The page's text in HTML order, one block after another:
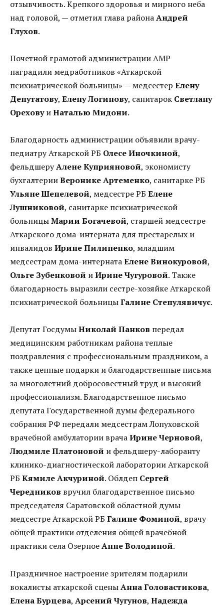
отзывчивость. Крепкого здоровья и мирного неба
над головой, — отметил глава районаАндрей
Глухов.
Почетной грамотой администрации АМР
наградили медработников «Аткарской
психиатрической больницы» — медсестер Елену
Депутатову, Елену Логинову, санитарок Светлану
ОреховуиНаталью Мидони.
Благодарность администрации объявили врачу-
педиатру Аткарской РБ Олесе Иночкиной,
фельдшеруАлене Куприяновой, экономисту
бухгалтерииВеронике Артеменко, санитарке РБ
Ульяне Шепелевой, медсестре РБ Елене
Лушниковой, санитарке психиатрической
больницыМарии Богачевой, старшей медсестре
Аткарского дома-интерната для престарелых и
инвалидов Ирине Пилипенко, младшим
медсестрам дома-интернатаЕлене Винокуровой,
Ольге Зубенковой иИрине Чугуровой. Также
благодарность выразили сестре-хозяйке Аткарской
психиатрической больницыГалине Степулявичус.
Депутат ГосдумыНиколай Панков передал
медицинским работникам района теплые
поздравления с профессиональным праздником, а
также ценные подарки и благодарственные письма
за многолетний добросовестный труд и высокий
профессионализм. Благодарственное письмо
депутата Государственной думы федерального
собрания РФ передали медсестрам Лопуховской
врачебной амбулатории врачаИрине Черновой,
Людмиле Платоновой и фельдшеру-лаборанту
клинико-диагностической лаборатории Аткарской
РБ Кямиле Акчуриной. Облдеп Сергей
Чередников вручил благодарственное письмо
председателя Саратовской областной думы
медсестре Аткарской РБ Галине Фоминой, врачу
общей практики отделения общей врачебной
практики села ОзерноеАнне Володиной.
Праздничное настроение зрителям подарили
вокалисты аткарской сценыАнна Головастикова,
Елена Бурцева, Арсений Чугунов, Надежда